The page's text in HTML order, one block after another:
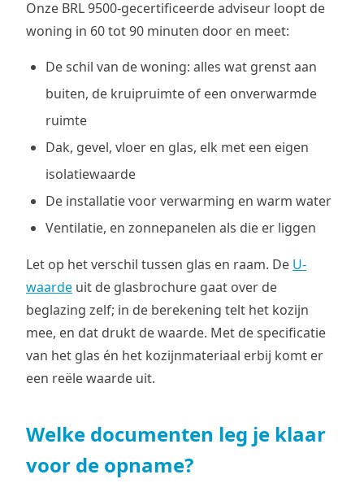
Onze BRL 9500-gecertificeerde adviseur loopt de
woning in 60 tot 90 minuten door en meet:
De schil van de woning: alles wat grenst aan
buiten, de kruipruimte of een onverwarmde
ruimte
Dak, gevel, vloer en glas, elk met een eigen
isolatiewaarde
De installatie voor verwarming en warm water
Ventilatie, en zonnepanelen als die er liggen
Let op het verschil tussen glas en raam. De U-
waarde uit de glasbrochure gaat over de
beglazing zelf; in de berekening telt het kozijn
mee, en dat drukt de waarde. Met de specificatie
van het glas én het kozijnmateriaal erbij komt er
een reële waarde uit.
Welke documenten leg je klaar
voor de opname?